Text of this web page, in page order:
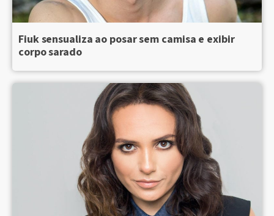
Fiuk sensualiza ao posar sem camisa e exibir
corpo sarado